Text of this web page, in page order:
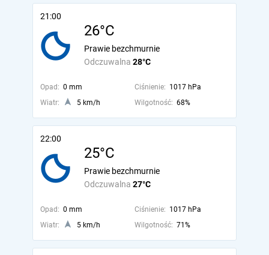
21:00
26°C
Odczuwalna 28°C
Prawie bezchmurnie
Opad: 0 mm Ciśnienie: 1017 hPa
Wiatr:
5 km/h Wilgotność: 68%
22:00
25°C
Odczuwalna 27°C
Prawie bezchmurnie
Opad: 0 mm Ciśnienie: 1017 hPa
Wiatr:
5 km/h Wilgotność: 71%